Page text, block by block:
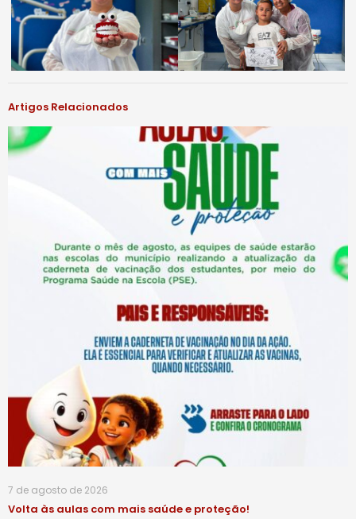
Artigos Relacionados
7 de agosto de 2026
Volta às aulas com mais saúde e proteção!